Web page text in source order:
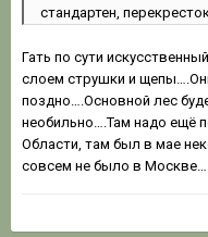
стандартен, перекрест
Гать по сути
слоем струшки и
поздно….Основной лес
необильно….Там надо ещё
Области, там был в мае
совсем не было в Москве….